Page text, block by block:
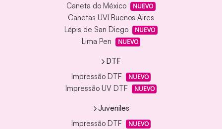
Caneta do México
NUEVO
Canetas UVI Buenos Aires
Lápis de San Diego
NUEVO
Lima Pen NUEVO
DTF
Impressão DTF
NUEVO
Impressão UV DTF NUEVO
Juveniles
Impressão DTF
NUEVO